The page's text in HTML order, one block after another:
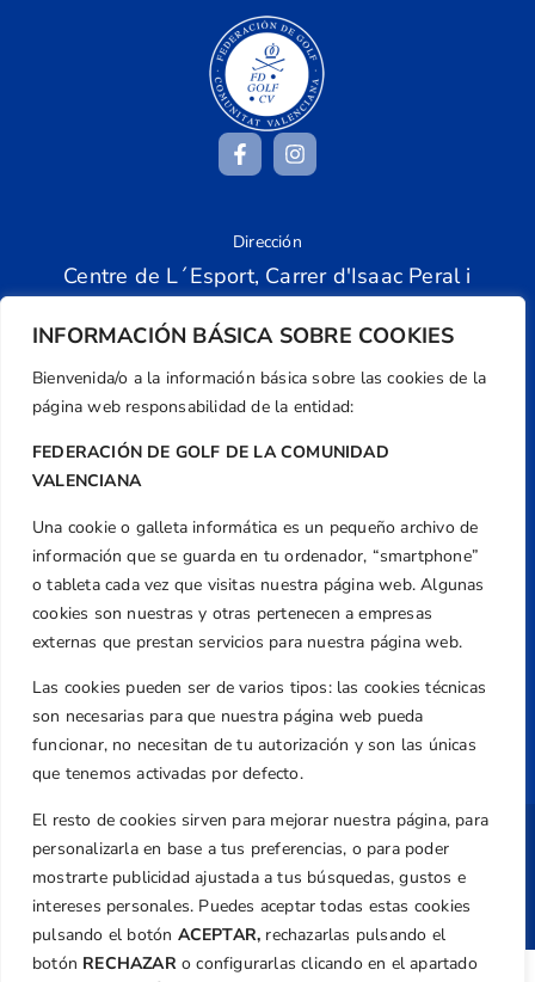
INFORMACIÓN BÁSICA SOBRE COOKIES
Bienvenida/o a la información básica sobre las cookies de la
página web responsabilidad de la entidad:
FEDERACIÓN DE GOLF DE LA COMUNIDAD
VALENCIANA
Una cookie o galleta informática es un pequeño archivo de
información que se guarda en tu ordenador, “smartphone”
o tableta cada vez que visitas nuestra página web. Algunas
cookies son nuestras y otras pertenecen a empresas
externas que prestan servicios para nuestra página web.
Las cookies pueden ser de varios tipos: las cookies técnicas
son necesarias para que nuestra página web pueda
funcionar, no necesitan de tu autorización y son las únicas
que tenemos activadas por defecto.
El resto de cookies sirven para mejorar nuestra página, para
personalizarla en base a tus preferencias, o para poder
mostrarte publicidad ajustada a tus búsquedas, gustos e
intereses personales. Puedes aceptar todas estas cookies
pulsando el botón ACEPTAR, rechazarlas pulsando el
botón RECHAZARo configurarlas clicando en el apartado
Dirección
Centre de L´Esport, Carrer d'Isaac Peral i
Caballero, Nº 5, Despachos 2 y 3, 46980,
Valencia
Teléfono
+34 961 367 799
federacion@golfcv.com
Aviso Legal
Política de Privacidad
Transparencia
Normativa
Revista
Copyright ©Federación de Golf de la
Comunitat Valenciana| Diseño:TecnoQuatre